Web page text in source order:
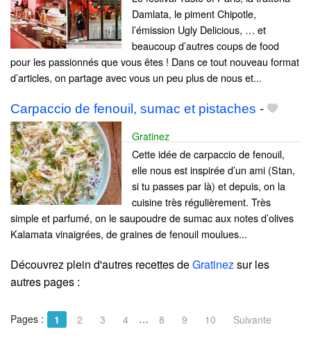
Damlata, le piment Chipotle,
l’émission Ugly Delicious, … et
beaucoup d’autres coups de food
pour les passionnés que vous êtes ! Dans ce tout nouveau format
d’articles, on partage avec vous un peu plus de nous et...
Carpaccio de fenouil, sumac et pistaches -
Gratinez
Cette idée de carpaccio de fenouil,
elle nous est inspirée d’un ami (Stan,
si tu passes par là) et depuis, on la
cuisine très régulièrement. Très
simple et parfumé, on le saupoudre de sumac aux notes d’olives
Kalamata vinaigrées, de graines de fenouil moulues...
Découvrez plein d'autres recettes deGratinezsur les
autres pages :
Pages : 1 2 3 4 … 8 9 10 Suivante